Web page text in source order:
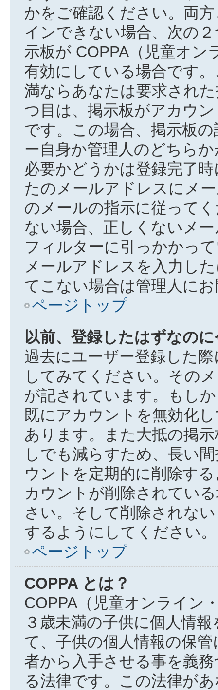
かをご確認ください。両
インできない場合、次の
示板が COPPA（児童オン
有効にしている場合です
満ならあなたは要求され
つ目は、掲示板がアカウ
です。この場合、掲示板
ー自身か管理人のどちら
必要かどうかは登録完了
たのメールアドレスにメ
のメールの指示に従って
ない場合、正しくないメ
フィルターに引っかかっ
メールアドレスを入力し
てこない場合は管理人に
ページトップ
以前、登録したはずなの
過去にユーザー登録した
してみてください。その
が記されています。もし
既にアカウントを無効化
あります。また大抵の掲
しでも減らすため、長い
ウントを定期的に削除す
カウントが削除されてい
さい。そして削除されな
するようにしてください。
ページトップ
COPPA とは？
COPPA（児童オンライン
３歳未満の子供に個人情
て、子供の個人情報の保
者から入手させる事を義
る法律です。この法律が